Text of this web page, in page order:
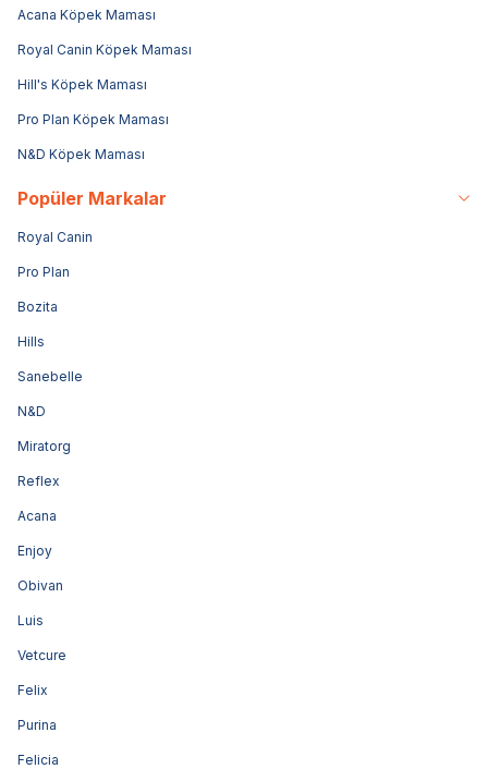
Acana Köpek Maması
Royal Canin Köpek Maması
Hill's Köpek Maması
Pro Plan Köpek Maması
N&D Köpek Maması
Popüler Markalar
Royal Canin
Pro Plan
Bozita
Hills
Sanebelle
N&D
Miratorg
Reflex
Acana
Enjoy
Obivan
Luis
Vetcure
Felix
Purina
Felicia